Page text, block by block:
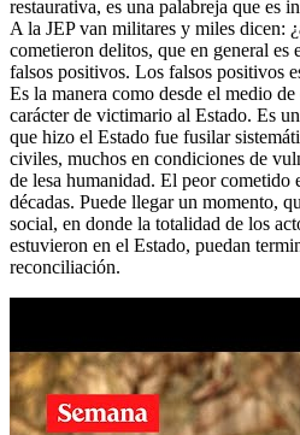
restaurativa, es una palabreja que es
A la JEP van militares y miles dicen:
cometieron delitos, que en general es
falsos positivos. Los falsos positivos
Es la manera como desde el medio
carácter de victimario al Estado. Es
que hizo el Estado fue fusilar
civiles, muchos en condiciones de
de lesa humanidad. El peor cometido
décadas. Puede llegar un momento,
social, en donde la totalidad de los
estuvieron en el Estado, puedan
reconciliación.